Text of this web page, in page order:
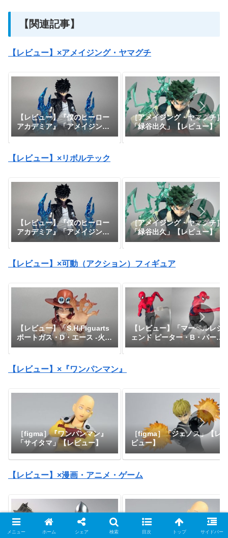
【関連記事】
【レビュー】×アメイジング・ヤマグチ
【レビュー】『僕のヒーロー
アカデミア』「アメイジン
グ・ヤマグチ 荼毘」
［アメイジング・ヤマグチ］
「緑谷出久」【レビュー】
【レビュー】×リボルテック
【レビュー】『僕のヒーロー
アカデミア』「アメイジン
グ・ヤマグチ 荼毘」
［アメイジング・ヤマグチ］
「緑谷出久」【レビュー】
【レビュー】×可動（アクション）フィギュア
【レビュー】「S.H.Figuarts
ポートガス・D・エース -火
拳-」『ワンピース』
【レビュー】「マーベルレジ
ェンド ピーター・B・パーカ
ー」『スパイダーマン：アク
【レビュー】×『ワンパンマン』
［figma］『ワンパンマン』
「サイタマ」【レビュー】
［figma］「ジェノス」【レ
ビュー】
【レビュー】×漫画・アニメ・ゲーム
メニュー ホーム シェア 検索 目次 トップ サイドバー